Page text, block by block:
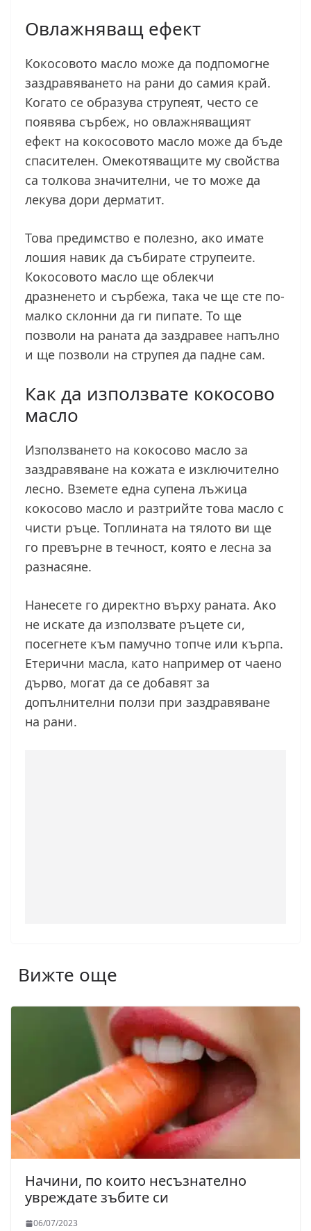
Овлажняващ ефект
Кокосовото масло може да подпомогне
заздравяването на рани до самия край.
Когато се образува струпеят, често се
появява сърбеж, но овлажняващият
ефект на кокосовото масло може да бъде
спасителен. Омекотяващите му свойства
са толкова значителни, че то може да
лекува дори дерматит.
Това предимство е полезно, ако имате
лошия навик да събирате струпеите.
Кокосовото масло ще облекчи
дразненето и сърбежа, така че ще сте по-
малко склонни да ги пипате. То ще
позволи на раната да заздравее напълно
и ще позволи на струпея да падне сам.
Как да използвате кокосово
масло
Използването на кокосово масло за
заздравяване на кожата е изключително
лесно. Вземете една супена лъжица
кокосово масло и разтрийте това масло с
чисти ръце. Топлината на тялото ви ще
го превърне в течност, която е лесна за
разнасяне.
Нанесете го директно върху раната. Ако
не искате да използвате ръцете си,
посегнете към памучно топче или кърпа.
Етерични масла, като например от чаено
дърво, могат да се добавят за
допълнителни ползи при заздравяване
на рани.
Вижте още
Начини, по които несъзнателно
увреждате зъбите си
06/07/2023